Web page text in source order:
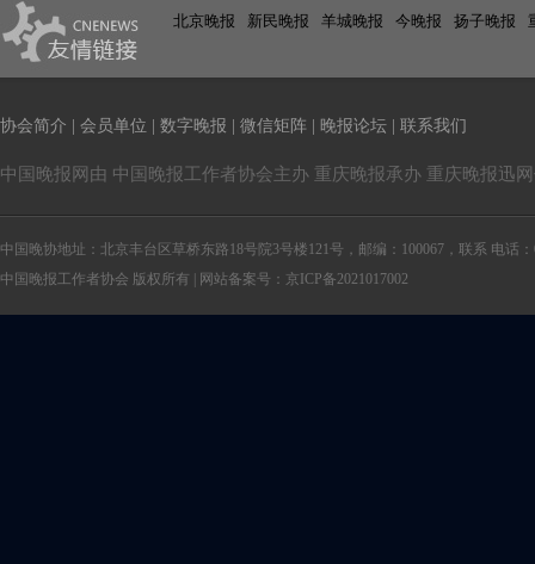
北京晚报 新民晚报 羊城晚报 今晚报 扬子晚报
协会简介 会员单位 数字晚报 微信矩阵 晚报论坛 联系我们
中国晚报网由 中国晚报工作者协会主办 重庆晚报承办 重庆晚报迅
中国晚协地址：北京丰台区草桥东路18号院3号楼121号，邮编：100067，联系 电话：
中国晚报工作者协会 版权所有 | 网站备案号：京ICP备2021017002